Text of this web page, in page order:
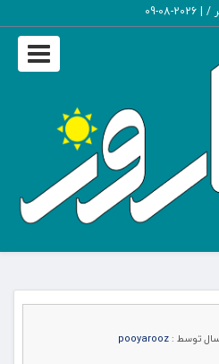
|
2026-08-09
Toggle
توسط : pooyarooz